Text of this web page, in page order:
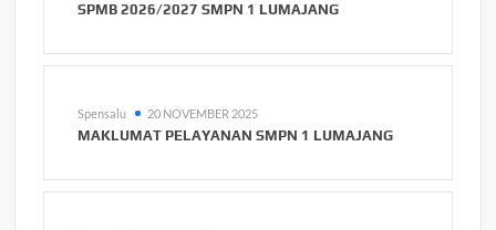
SPMB 2026/2027 SMPN 1 LUMAJANG
Spensalu 20 NOVEMBER 2025
MAKLUMAT PELAYANAN SMPN 1 LUMAJANG